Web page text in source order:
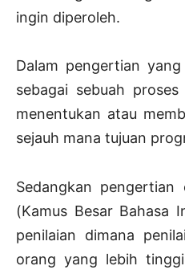
ingin diperoleh.
Dalam pengertian
sebagai sebuah
menentukan atau
sejauh mana tujuan
Sedangkan pengertian
(Kamus Besar Bahasa
penilaian dimana
orang yang lebih